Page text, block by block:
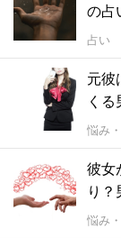
の占
占い
元彼
く
悩み
彼女
り
悩み